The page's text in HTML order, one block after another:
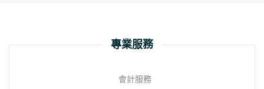
專業服務
會計服務